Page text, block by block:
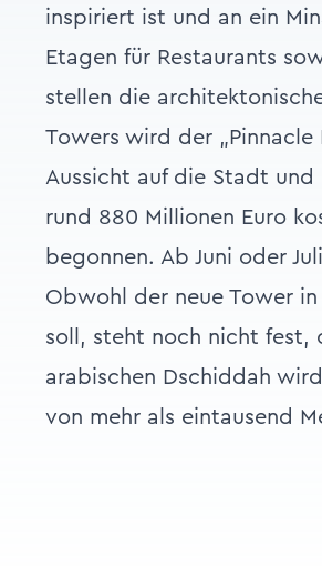
inspiriert ist und an ein
Etagen für Restaurants
stellen die
Towers wird der
Aussicht auf die Stadt
rund 880 Millionen Euro
begonnen. Ab Juni oder
Obwohl der neue Tower
soll, steht noch nicht fest,
arabischen Dschiddah
von mehr als eintausend